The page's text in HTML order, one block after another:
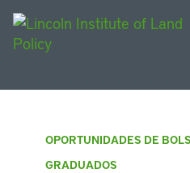
OPORTUNIDADES DE
GRADUADOS